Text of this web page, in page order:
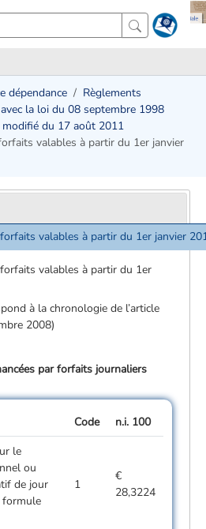
dépendance
Règlements
la loi du 08 septembre 1998
du 17 août 2011
valables à partir du 1er janvier
valables à partir du 1er janvier
valables à partir du 1er
à la chronologie de l’article
2008)
par forfaits journaliers
Code
n.i. 100
le
ou
de jour
formule
1
€
28,3224